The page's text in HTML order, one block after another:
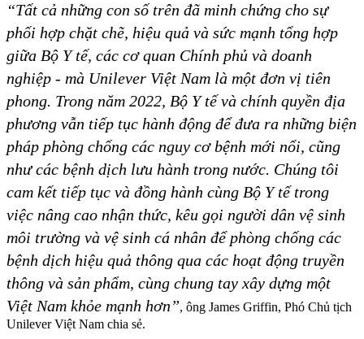
“Tất cả những con số trên đã minh chứng cho sự
phối hợp chặt chẽ, hiệu quả và sức mạnh tổng hợp
giữa Bộ Y tế, các cơ quan Chính phủ và doanh
nghiệp - mà Unilever Việt Nam là một đơn vị tiên
phong. Trong năm 2022, Bộ Y tế và chính quyền địa
phương vẫn tiếp tục hành động để đưa ra những biện
pháp phòng chống các nguy cơ bệnh mới nổi, cũng
như các bệnh dịch lưu hành trong nước. Chúng tôi
cam kết tiếp tục và đồng hành cùng Bộ Y tế trong
việc nâng cao nhận thức, kêu gọi người dân vệ sinh
môi trường và vệ sinh cá nhân để phòng chống các
bệnh dịch hiệu quả thông qua các hoạt động truyền
thông và sản phẩm, cùng chung tay xây dựng một
Việt Nam khỏe mạnh hơn”, ông James Griffin, Phó Chủ tịch
Unilever Việt Nam chia sẻ.